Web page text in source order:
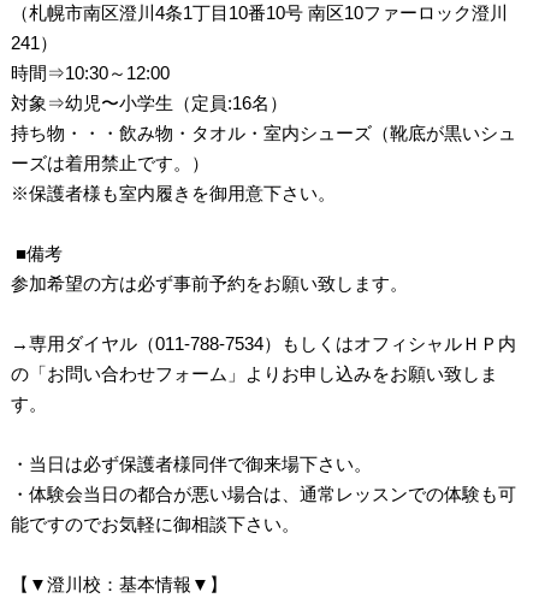
（札幌市南区澄川4条1丁目10番10号 南区10ファーロック澄川
241）
時間⇒10:30～12:00
対象⇒幼児〜小学生（定員:16名）
持ち物・・・飲み物・タオル・室内シューズ（靴底が黒いシュ
ーズは着用禁止です。）
※保護者様も室内履きを御用意下さい。
⁡ ■備考
参加希望の方は必ず事前予約をお願い致します。
→専用ダイヤル（011-788-7534）もしくはオフィシャルＨＰ内
の「お問い合わせフォーム」よりお申し込みをお願い致しま
す。
・当日は必ず保護者様同伴で御来場下さい。
・体験会当日の都合が悪い場合は、通常レッスンでの体験も可
能ですのでお気軽に御相談下さい。
【▼澄川校：基本情報▼】